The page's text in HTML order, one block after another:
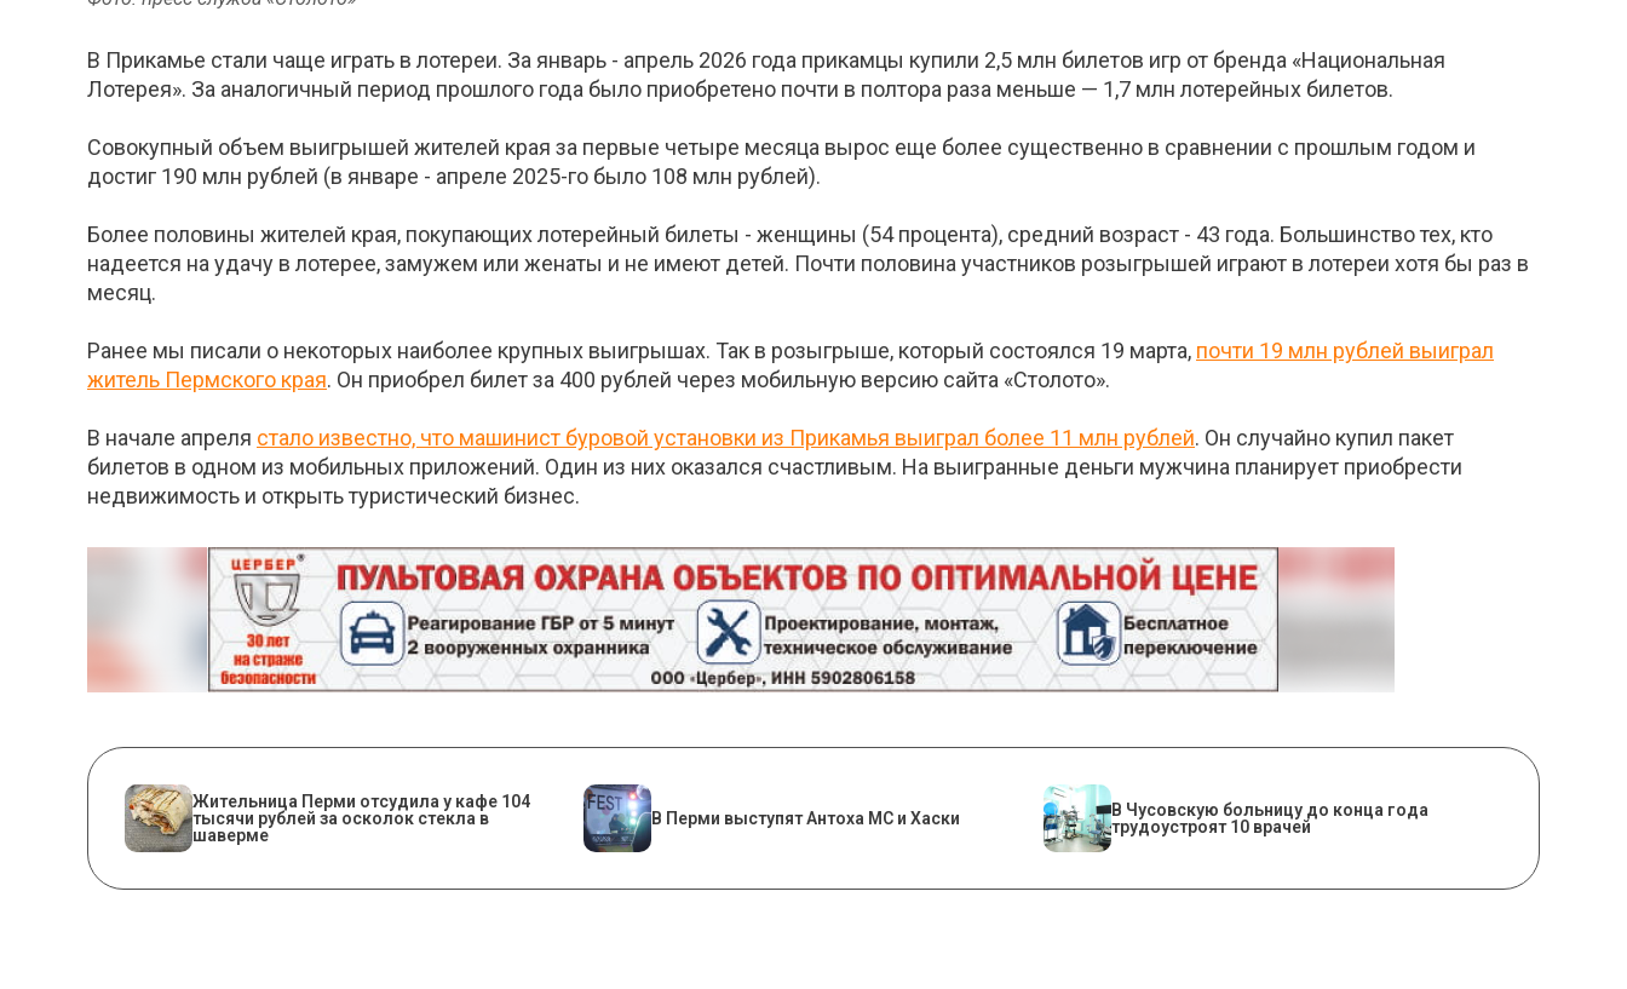
В Прикамье стали чаще играть в лотереи. За январь - апрель 2026 года прикамцы купили 2,5 млн билетов игр от бренда «Национальная
Лотерея». За аналогичный период прошлого года было приобретено почти в полтора раза меньше — 1,7 млн лотерейных билетов.
Совокупный объем выигрышей жителей края за первые четыре месяца вырос еще более существенно в сравнении с прошлым годом и
достиг 190 млн рублей (в январе - апреле 2025-го было 108 млн рублей).
Более половины жителей края, покупающих лотерейный билеты - женщины (54 процента), средний возраст - 43 года. Большинство тех, кто
надеется на удачу в лотерее, замужем или женаты и не имеют детей. Почти половина участников розыгрышей играют в лотереи хотя бы раз в
месяц.
Ранее мы писали о некоторых наиболее крупных выигрышах. Так в розыгрыше, который состоялся 19 марта, почти 19 млн рублей выиграл
житель Пермского края. Он приобрел билет за 400 рублей через мобильную версию сайта «Столото».
В начале апреля стало известно, что машинист буровой установки из Прикамья выиграл более 11 млн рублей. Он случайно купил пакет
билетов в одном из мобильных приложений. Один из них оказался счастливым. На выигранные деньги мужчина планирует приобрести
недвижимость и открыть туристический бизнес.
Жительница Перми отсудила у кафе 104
тысячи рублей за осколок стекла в
шаверме
В Перми выступят Антоха МС и Хаски
В Чусовскую больницу до конца года
трудоустроят 10 врачей